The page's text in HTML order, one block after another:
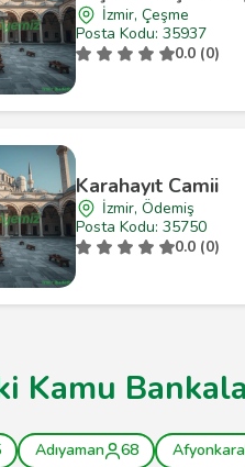
İzmir, Çeşme
Posta Kodu: 35937
0.0 (0)
Karahayıt Camii
İzmir, Ödemiş
Posta Kodu: 35750
0.0 (0)
Kamu
Adıyaman 68